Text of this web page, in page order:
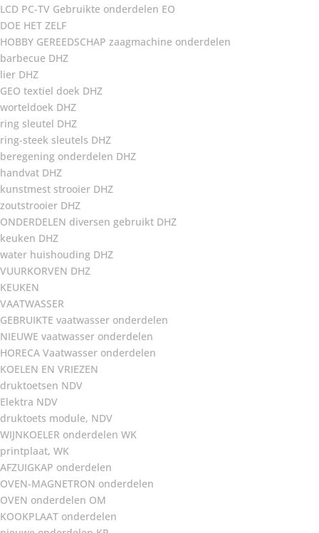
LCD PC-TV Gebruikte onderdelen EO
DOE HET ZELF
HOBBY GEREEDSCHAP zaagmachine onderdelen
barbecue DHZ
lier DHZ
GEO textiel doek DHZ
worteldoek DHZ
ring sleutel DHZ
ring-steek sleutels DHZ
beregening onderdelen DHZ
handvat DHZ
kunstmest strooier DHZ
zoutstrooier DHZ
ONDERDELEN diversen gebruikt DHZ
keuken DHZ
water huishouding DHZ
VUURKORVEN DHZ
KEUKEN
VAATWASSER
GEBRUIKTE vaatwasser onderdelen
NIEUWE vaatwasser onderdelen
HORECA Vaatwasser onderdelen
KOELEN EN VRIEZEN
druktoetsen NDV
Elektra NDV
druktoets module, NDV
WIJNKOELER onderdelen WK
printplaat, WK
AFZUIGKAP onderdelen
OVEN-MAGNETRON onderdelen
OVEN onderdelen OM
KOOKPLAAT onderdelen